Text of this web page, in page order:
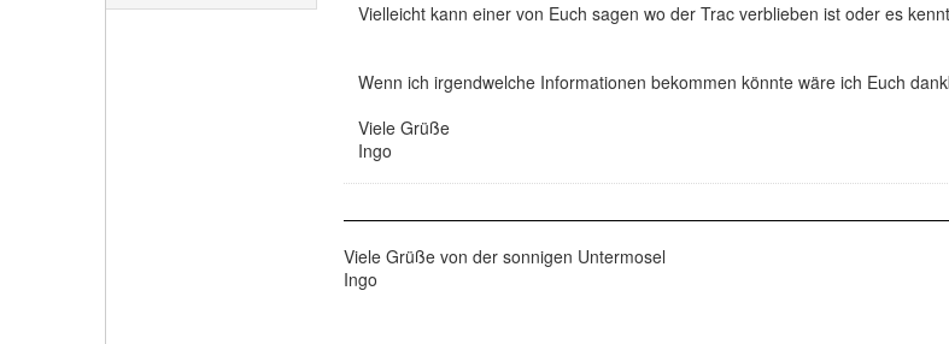
Vielleicht kann einer von Euch sagen wo der Trac verblieben ist oder es
Wenn ich irgendwelche Informationen bekommen könnte wäre ich Euch
Viele Grüße
Ingo
Viele Grüße von der sonnigen Untermosel
Ingo